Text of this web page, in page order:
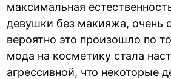
максимальная
девушки без макияжа, очень
вероятно это произошло по
мода на косметику стала
агрессивной, что некоторые